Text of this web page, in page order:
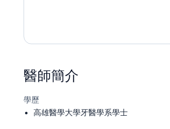
醫師簡介
學歷
高雄醫學大學牙醫學系學士